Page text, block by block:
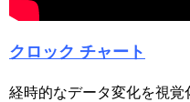
クロック チャート
経時的なデータ変化を視